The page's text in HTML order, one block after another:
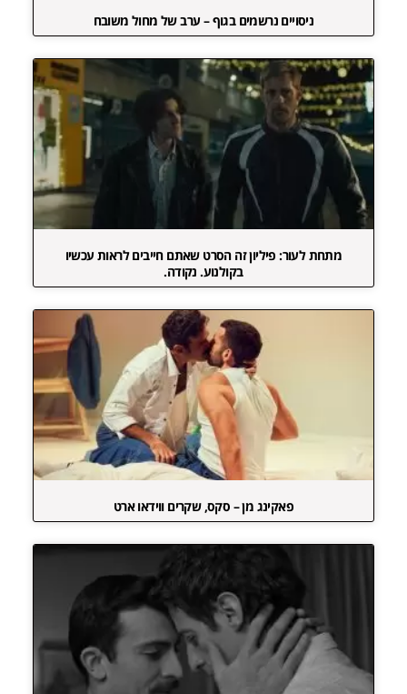
ניסויים נרשמים בגוף – ערב של מחול משובח
מתחת לעור: פיליון זה הסרט שאתם חייבים לראות עכשיו
בקולנוע. נקודה.
פאקינג מן – סקס, שקרים ווידאו ארט